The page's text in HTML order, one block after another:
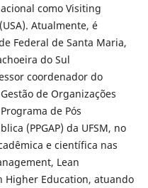
como Visiting
Atualmente, é
Federal de Santa Maria,
do Sul
coordenador do
de Organizações
de Pós
(PPGAP) da UFSM, no
e científica nas
Lean
Higher Education, atuando